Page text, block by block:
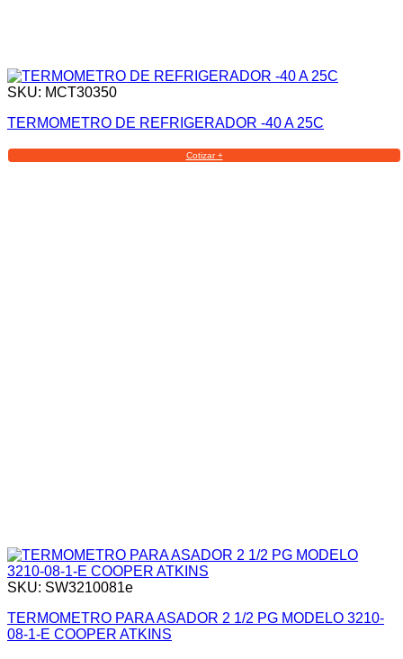
SKU: MCT30350
TERMOMETRO DE REFRIGERADOR -40 A 25C
Cotizar +
SKU: SW3210081e
TERMOMETRO PARA ASADOR 2 1/2 PG MODELO 3210-
08-1-E COOPER ATKINS